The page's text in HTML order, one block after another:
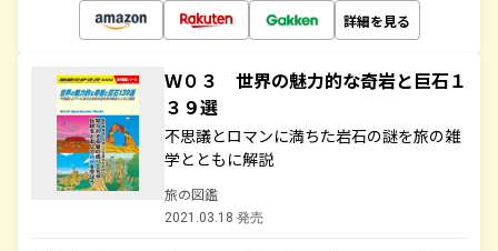
詳細を見る
Ｗ０３ 世界の魅力的な奇岩と巨石１
３９選
不思議とロマンに満ちた岩石の謎を旅の雑
学とともに解説
旅の図鑑
2021.03.18 発売